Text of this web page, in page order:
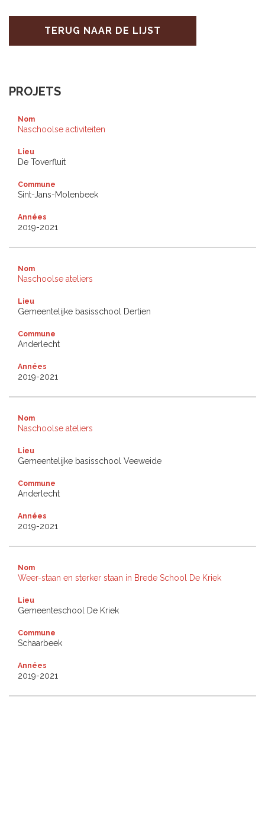
TERUG NAAR DE LIJST
PROJETS
Nom
Naschoolse activiteiten
Lieu
De Toverfluit
Commune
Sint-Jans-Molenbeek
Années
2019-2021
Nom
Naschoolse ateliers
Lieu
Gemeentelijke basisschool Dertien
Commune
Anderlecht
Années
2019-2021
Nom
Naschoolse ateliers
Lieu
Gemeentelijke basisschool Veeweide
Commune
Anderlecht
Années
2019-2021
Nom
Weer-staan en sterker staan in Brede School De Kriek
Lieu
Gemeenteschool De Kriek
Commune
Schaarbeek
Années
2019-2021